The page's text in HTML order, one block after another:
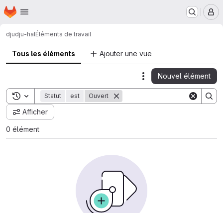
Passer au contenu principal
Page d'accueil
djudju-halÉléments de travail
Tous les éléments Ajouter une vue
Actions
Nouvel élément
Toggle search history
Statut est Ouvert
Afficher
0 élément